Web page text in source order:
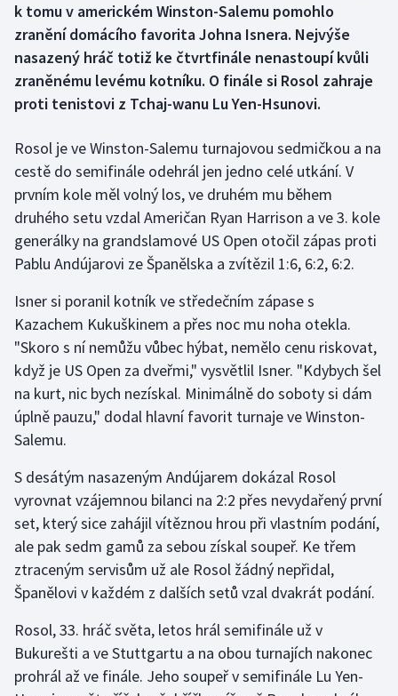
Curling
Dostihy
Futsal
Golf
Gymnastika
Jezdectví
Judo
Krasobruslení
Lyže a snowboard
Moderní pětiboj
Motorsport
Olympijské hry
Parasport
k tomu v americkém Winston-Salemu pomohlo
zranění domácího favorita Johna Isnera. Nejvýše
nasazený hráč totiž ke čtvrtfinále nenastoupí kvůli
zraněnému levému kotníku. O finále si Rosol zahraje
proti tenistovi z Tchaj-wanu Lu Yen-Hsunovi.
Rosol je ve Winston-Salemu turnajovou sedmičkou a na
cestě do semifinále odehrál jen jedno celé utkání. V
prvním kole měl volný los, ve druhém mu během
druhého setu vzdal Američan Ryan Harrison a ve 3. kole
generálky na grandslamové US Open otočil zápas proti
Pablu Andújarovi ze Španělska a zvítězil 1:6, 6:2, 6:2.
Isner si poranil kotník ve středečním zápase s
Kazachem Kukuškinem a přes noc mu noha otekla.
"Skoro s ní nemůžu vůbec hýbat, nemělo cenu riskovat,
když je US Open za dveřmi," vysvětlil Isner. "Kdybych šel
na kurt, nic bych nezískal. Minimálně do soboty si dám
úplně pauzu," dodal hlavní favorit turnaje ve Winston-
Salemu.
S desátým nasazeným Andújarem dokázal Rosol
vyrovnat vzájemnou bilanci na 2:2 přes nevydařený první
set, který sice zahájil vítěznou hrou při vlastním podání,
ale pak sedm gamů za sebou získal soupeř. Ke třem
ztraceným servisům už ale Rosol žádný nepřidal,
Španělovi v každém z dalších setů vzal dvakrát podání.
Rosol, 33. hráč světa, letos hrál semifinále už v
Bukurešti a ve Stuttgartu a na obou turnajích nakonec
prohrál až ve finále. Jeho soupeř v semifinále Lu Yen-